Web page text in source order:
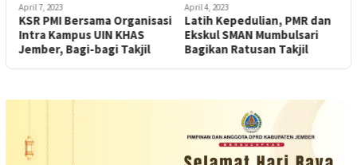
April 7, 2023
KSR PMI Bersama Organisasi
Intra Kampus UIN KHAS
Jember, Bagi-bagi Takjil
April 4, 2023
Latih Kepedulian, PMR dan
Ekskul SMAN Mumbulsari
Bagikan Ratusan Takjil